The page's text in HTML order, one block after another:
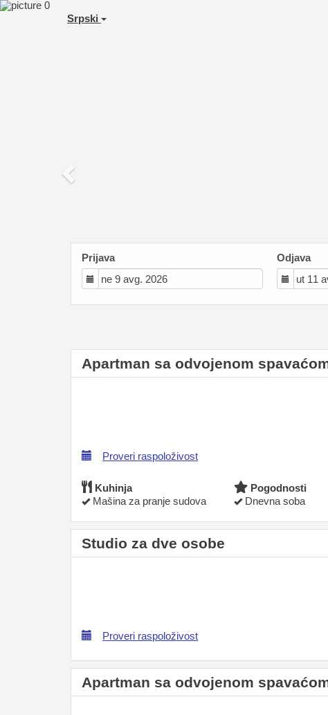
Srpski
Prijava Odjava
Apartman sa odvojenom
Proveri raspoloživost
Kuhinja
Mašina za pranje sudova
Pogodnosti
Dnevna soba
Studio za dve osobe
Proveri raspoloživost
Apartman sa odvojenom